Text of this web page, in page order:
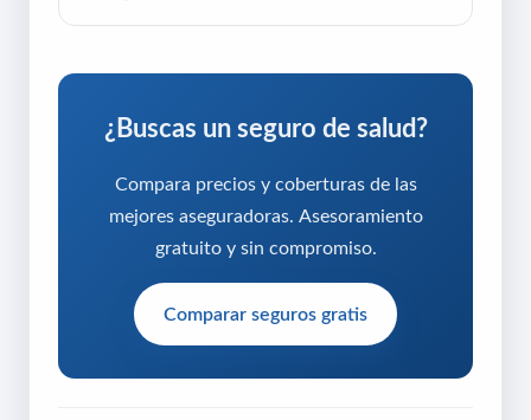
¿Buscas un seguro de salud?
Compara precios y coberturas de las
mejores aseguradoras. Asesoramiento
gratuito y sin compromiso.
Comparar seguros gratis